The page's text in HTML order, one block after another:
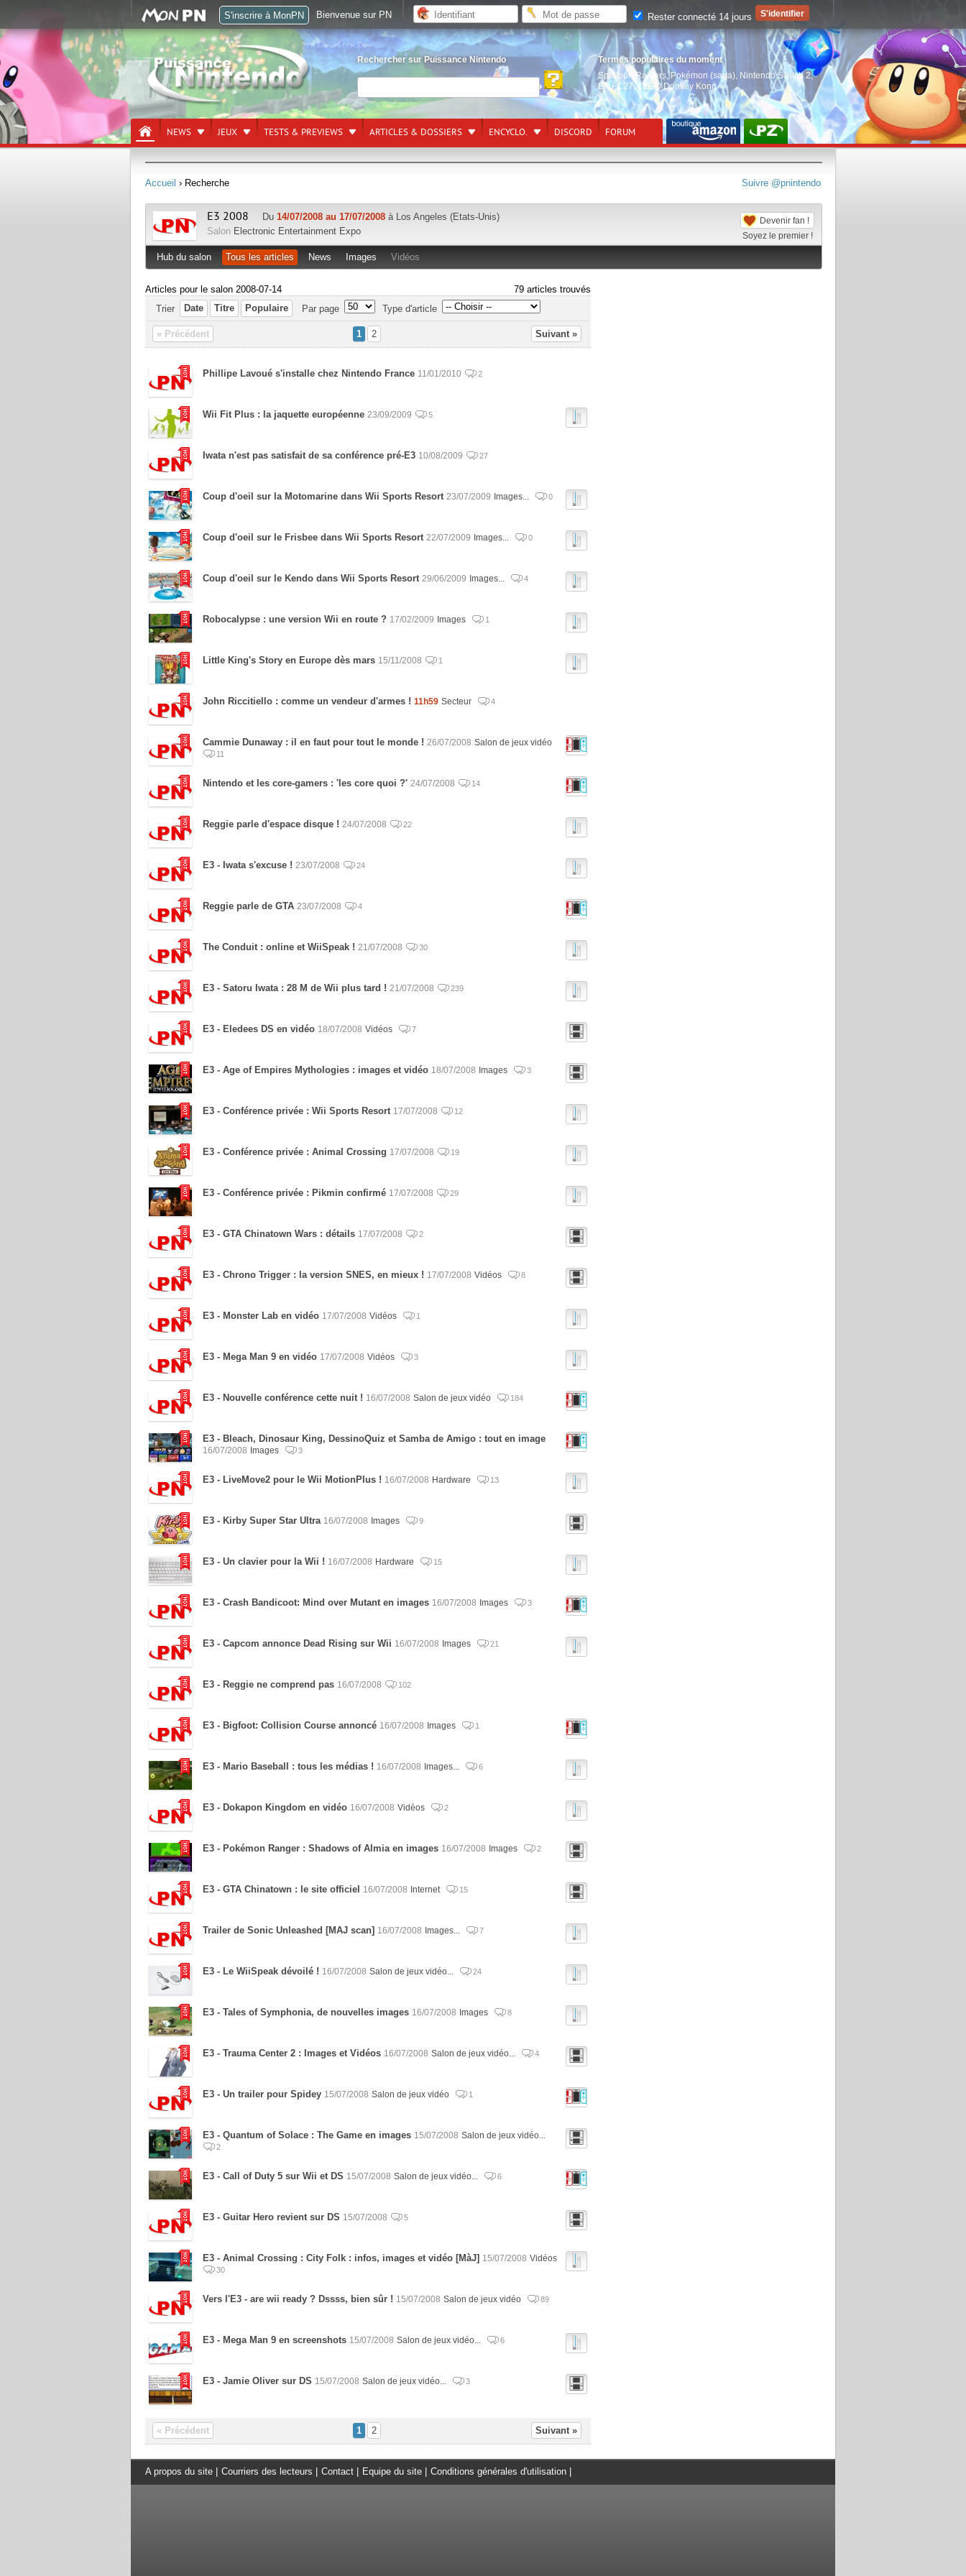
Rechercher sur Puissance Nintendo
Termes populaires du moment
Splatoon Raiders, Pokémon (saga) Nintendo Switch 2,
EA FC27,LEGO Donkey Kong
NEWS JEUX TESTS & PREVIEWS ARTICLES & DOSSIERS ENCYCLO. DISCORD FORUM
Suivre @pnintendo
Accueil › Recherche
Devenir fan !
Soyez le premier !
E3 2008 Du 14/07/2008 au 17/07/2008 à Los Angeles (Etats-Unis)
Salon Electronic Entertainment Expo
Hub du salon Tous les articles News Images Vidéos
Articles pour le salon 2008-07-14
79 articles trouvés
Trier
Date Titre Populaire Par page Type d'article
« Précédent 1 2 Suivant »
Phillipe Lavoué s'installe chez Nintendo France 11/01/2010 2
Wii Fit Plus : la jaquette européenne 23/09/2009 5
Iwata n'est pas satisfait de sa conférence pré-E3 10/08/2009 27
Coup d'oeil sur la Motomarine dans Wii Sports Resort 23/07/2009 Images... 0
Coup d'oeil sur le Frisbee dans Wii Sports Resort 22/07/2009 Images... 0
Coup d'oeil sur le Kendo dans Wii Sports Resort 29/06/2009 Images... 4
Robocalypse : une version Wii en route ? 17/02/2009 Images 1
Little King's Story en Europe dès mars 15/11/2008 1
John Riccitiello : comme un vendeur d'armes ! 11h59 Secteur 4
Cammie Dunaway : il en faut pour tout le monde ! 26/07/2008 Salon de jeux vidéo
11
Nintendo et les core-gamers : 'les core quoi ?' 24/07/2008 14
Reggie parle d'espace disque ! 24/07/2008 22
E3 - Iwata s'excuse ! 23/07/2008 24
Reggie parle de GTA 23/07/2008 4
The Conduit : online et WiiSpeak ! 21/07/2008 30
E3 - Satoru Iwata : 28 M de Wii plus tard ! 21/07/2008 239
E3 - Eledees DS en vidéo 18/07/2008 Vidéos 7
E3 - Age of Empires Mythologies : images et vidéo 18/07/2008 Images 3
E3 - Conférence privée : Wii Sports Resort 17/07/2008 12
E3 - Conférence privée : Animal Crossing 17/07/2008 19
E3 - Conférence privée : Pikmin confirmé 17/07/2008 29
E3 - GTA Chinatown Wars : détails 17/07/2008 2
E3 - Chrono Trigger : la version SNES, en mieux ! 17/07/2008 Vidéos 8
E3 - Monster Lab en vidéo 17/07/2008 Vidéos 1
E3 - Mega Man 9 en vidéo 17/07/2008 Vidéos 3
E3 - Nouvelle conférence cette nuit ! 16/07/2008 Salon de jeux vidéo 184
E3 - Bleach, Dinosaur King, DessinoQuiz et Samba de Amigo : tout en image
16/07/2008 Images 3
E3 - LiveMove2 pour le Wii MotionPlus ! 16/07/2008 Hardware 13
E3 - Kirby Super Star Ultra 16/07/2008 Images 9
E3 - Un clavier pour la Wii ! 16/07/2008 Hardware 15
E3 - Crash Bandicoot: Mind over Mutant en images 16/07/2008 Images 3
E3 - Capcom annonce Dead Rising sur Wii 16/07/2008 Images 21
E3 - Reggie ne comprend pas 16/07/2008 102
E3 - Bigfoot: Collision Course annoncé 16/07/2008 Images 1
E3 - Mario Baseball : tous les médias ! 16/07/2008 Images... 6
E3 - Dokapon Kingdom en vidéo 16/07/2008 Vidéos 2
E3 - Pokémon Ranger : Shadows of Almia en images 16/07/2008 Images 2
E3 - GTA Chinatown : le site officiel 16/07/2008 Internet 15
Trailer de Sonic Unleashed [MAJ scan] 16/07/2008 Images... 7
E3 - Le WiiSpeak dévoilé ! 16/07/2008 Salon de jeux vidéo... 24
E3 - Tales of Symphonia, de nouvelles images 16/07/2008 Images 8
E3 - Trauma Center 2 : Images et Vidéos 16/07/2008 Salon de jeux vidéo... 4
E3 - Un trailer pour Spidey 15/07/2008 Salon de jeux vidéo 1
E3 - Quantum of Solace : The Game en images 15/07/2008 Salon de jeux vidéo...
2
E3 - Call of Duty 5 sur Wii et DS 15/07/2008 Salon de jeux vidéo... 6
E3 - Guitar Hero revient sur DS 15/07/2008 5
E3 - Animal Crossing : City Folk : infos, images et vidéo [MàJ] 15/07/2008 Vidéos
30
Vers l'E3 - are wii ready ? Dssss, bien sûr ! 15/07/2008 Salon de jeux vidéo 89
E3 - Mega Man 9 en screenshots 15/07/2008 Salon de jeux vidéo... 6
E3 - Jamie Oliver sur DS 15/07/2008 Salon de jeux vidéo... 3
« Précédent 1 2 Suivant »
A propos du site Courriers des lecteurs Contact Equipe du site Conditions générales d'utilisation
S'inscrire à MonPN Bienvenue sur PN Rester connecté 14 jours